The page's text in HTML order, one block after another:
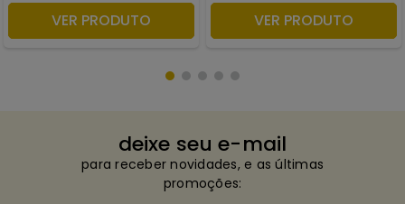
ADICIONAR À SACOLA
VER PRODUTO ADICIONAR À SACOLA
VER PRODUTO
deixe seu e-mail
para receber novidades, e as últimas
promoções: